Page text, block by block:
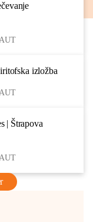
izložba
| Štrapova